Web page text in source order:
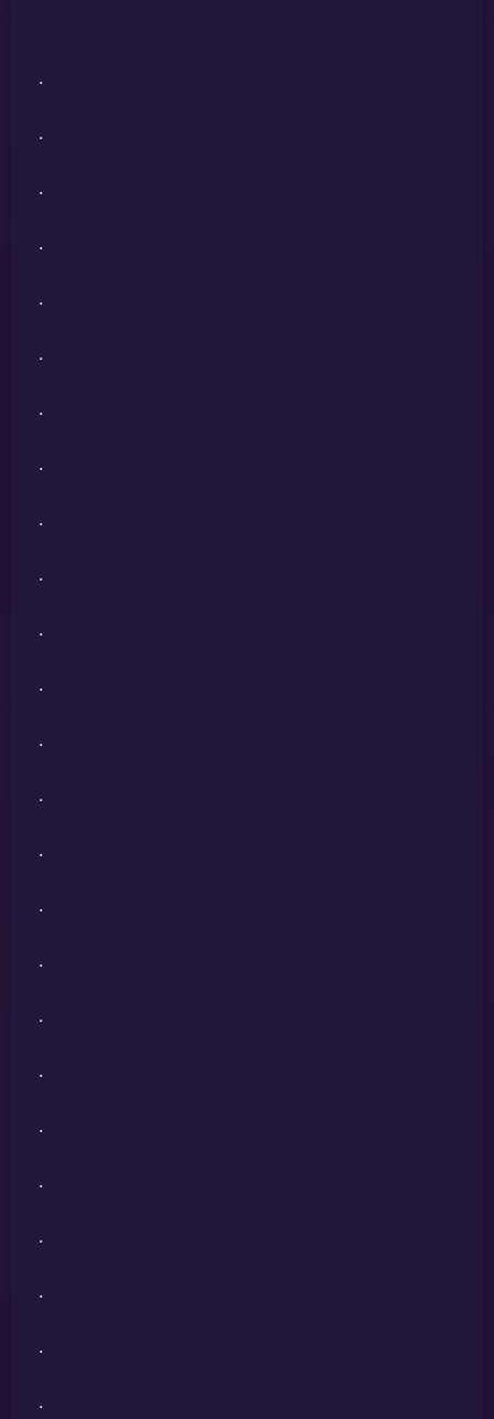
.
.
.
.
.
.
.
.
.
.
.
.
.
.
.
.
.
.
.
.
.
.
.
.
.